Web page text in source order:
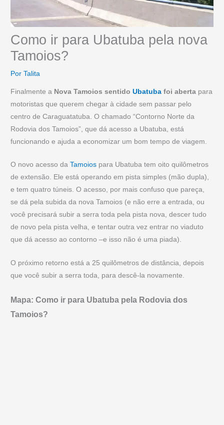
Como ir para Ubatuba pela nova
Tamoios?
PorTalita
Finalmente a Nova Tamoios sentidoUbatuba foi aberta para
motoristas que querem chegar à cidade sem passar pelo
centro de Caraguatatuba. O chamado “Contorno Norte da
Rodovia dos Tamoios”, que dá acesso a Ubatuba, está
funcionando e ajuda a economizar um bom tempo de viagem.
O novo acesso daTamoios para Ubatuba tem oito quilômetros
de extensão. Ele está operando em pista simples (mão dupla),
e tem quatro túneis. O acesso, por mais confuso que pareça,
se dá pela subida da nova Tamoios (e não erre a entrada, ou
você precisará subir a serra toda pela pista nova, descer tudo
de novo pela pista velha, e tentar outra vez entrar no viaduto
que dá acesso ao contorno –e isso não é uma piada).
O próximo retorno está a 25 quilômetros de distância, depois
que você subir a serra toda, para descê-la novamente.
Mapa: Como ir para Ubatuba pela Rodovia dos
Tamoios?